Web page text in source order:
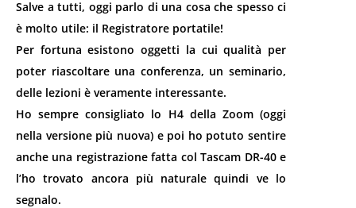
Salve a tutti, oggi parlo di una cosa che spesso ci
è molto utile: il Registratore portatile!
Per fortuna esistono oggetti la cui qualità per
poter riascoltare una conferenza, un seminario,
delle lezioni è veramente interessante.
Ho sempre consigliato lo H4 della Zoom (oggi
nella versione più nuova) e poi ho potuto sentire
anche una registrazione fatta col Tascam DR-40 e
l’ho trovato ancora più naturale quindi ve lo
segnalo.